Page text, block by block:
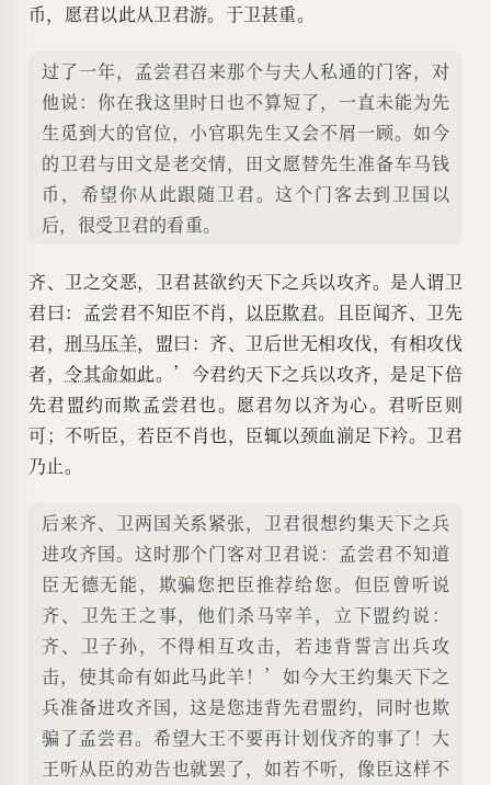
币，愿君以此从卫君游。于卫甚重。
过了一年，孟尝君召来那个与夫人私通的门客，对
他说：你在我这里时日也不算短了，一直未能为先
生觅到大的官位，小官职先生又会不屑一顾。如今
的卫君与田文是老交情，田文愿替先生准备车马钱
币，希望你从此跟随卫君。这个门客去到卫国以
后，很受卫君的看重。
齐、卫之交恶，卫君甚欲约天下之兵以攻齐。是人谓卫
君曰：孟尝君不知臣不肖， 以臣欺君。且臣闻齐、卫先
君，刑马压羊，盟曰：齐、卫后世无相攻伐，有相攻伐
者，令其命如此。’今君约天下之兵以攻齐，是足下倍
先君盟约而欺孟尝君也。愿君勿以齐为心。君听臣则
可；不听臣，若臣不肖也，臣辄以颈血湔足下衿。卫君
乃止。
后来齐、卫两国关系紧张，卫君很想约集天下之兵
进攻齐国。这时那个门客对卫君说：孟尝君不知道
臣无德无能，欺骗您把臣推荐给您。但臣曾听说
齐、卫先王之事，他们杀马宰羊，立下盟约说：
齐、卫子孙，不得相互攻击，若违背誓言出兵攻
击，使其命有如此马此羊！’如今大王约集天下之
兵准备进攻齐国，这是您违背先君盟约，同时也欺
骗了孟尝君。希望大王不要再计划伐齐的事了！大
王听从臣的劝告也就罢了，如若不听，像臣这样不